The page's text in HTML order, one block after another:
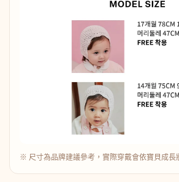
※ 尺寸為品牌建議參考，實際穿戴會依寶貝成長